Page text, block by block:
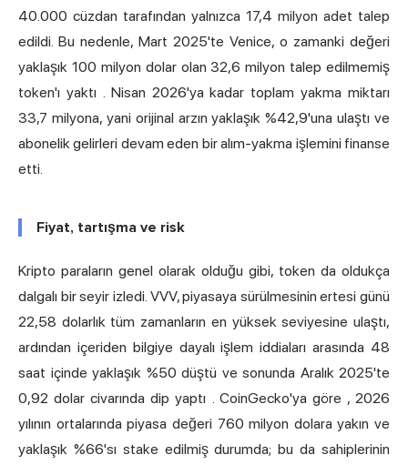
40.000 cüzdan tarafından yalnızca 17,4 milyon adet talep
edildi. Bu nedenle, Mart 2025'te Venice, o zamanki değeri
yaklaşık 100 milyon dolar olan32,6 milyon talep edilmemiş
token'ı yaktı. Nisan 2026'ya kadar toplam yakma miktarı
33,7 milyona, yani orijinal arzın yaklaşık %42,9'una ulaştı ve
abonelik gelirleri devam eden bir alım-yakma işlemini finanse
etti.
Fiyat, tartışma ve risk
Kripto paraların genel olarak olduğu gibi, token da oldukça
dalgalı bir seyir izledi. VVV, piyasaya sürülmesinin ertesi günü
22,58 dolarlık tüm zamanların en yüksek seviyesine ulaştı,
ardından içeriden bilgiye dayalı işlem iddiaları arasında 48
saat içinde yaklaşık %50 düştü ve sonunda Aralık 2025'te
0,92 dolar civarında dip yaptı . CoinGecko'ya göre , 2026
yılının ortalarında piyasa değeri 760 milyon dolara yakın ve
yaklaşık %66'sı stake edilmiş durumda; bu da sahiplerinin